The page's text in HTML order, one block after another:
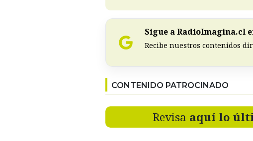
Sigue a RadioImagina.cl
Recibe nuestros contenidos
CONTENIDO PATROCINADO
Revisa aquí lo